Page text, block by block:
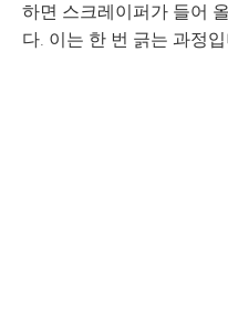
하면 스크레이퍼가 들어
다. 이는 한 번 긁는 과정